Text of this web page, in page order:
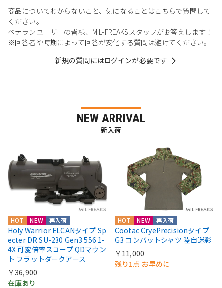
商品についてわからないこと、気になることはこちらで質問して
ください。
ベテランユーザーの皆様、MIL-FREAKSスタッフがお答えします！
※回答者や時期によって回答が変化する質問は避けてください。
新規の質問にはログインが必要です
NEW ARRIVAL
新入荷
HOT NEW 再入荷
Holy Warrior ELCANタイプ Sp
ecter DR SU-230 Gen3 556 1-
4X 可変倍率スコープ QDマウン
ト フラットダークアース
￥36,900
在庫あり
HOT NEW 再入荷
Cootac CryePrecisionタイプ
G3 コンバットシャツ 陸自迷彩
￥11,000
残り1点 お早めに